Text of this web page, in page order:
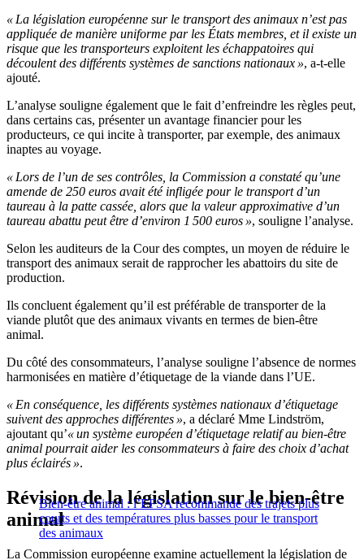
« La législation européenne sur le transport des animaux n’est pas
appliquée de manière uniforme par les États membres, et il existe un
risque que les transporteurs exploitent les échappatoires qui
découlent des différents systèmes de sanctions nationaux », a-t-elle
ajouté.
L’analyse souligne également que le fait d’enfreindre les règles peut,
dans certains cas, présenter un avantage financier pour les
producteurs, ce qui incite à transporter, par exemple, des animaux
inaptes au voyage.
« Lors de l’un de ses contrôles, la Commission a constaté qu’une
amende de 250 euros avait été infligée pour le transport d’un
taureau à la patte cassée, alors que la valeur approximative d’un
taureau abattu peut être d’environ 1 500 euros », souligne l’analyse.
Selon les auditeurs de la Cour des comptes, un moyen de réduire le
transport des animaux serait de rapprocher les abattoirs du site de
production.
Ils concluent également qu’il est préférable de transporter de la
viande plutôt que des animaux vivants en termes de bien-être
animal.
Du côté des consommateurs, l’analyse souligne l’absence de normes
harmonisées en matière d’étiquetage de la viande dans l’UE.
« En conséquence, les différents systèmes nationaux d’étiquetage
suivent des approches différentes », a déclaré Mme Lindström,
ajoutant qu’« un système européen d’étiquetage relatif au bien-être
animal pourrait aider les consommateurs à faire des choix d’achat
plus éclairés ».
Bien-être animal : l’EFSA recommande des trajets plus
courts et des températures plus basses pour le transport
des animaux
Révision de la législation sur le bien-être
animal
La Commission européenne examine actuellement la législation de